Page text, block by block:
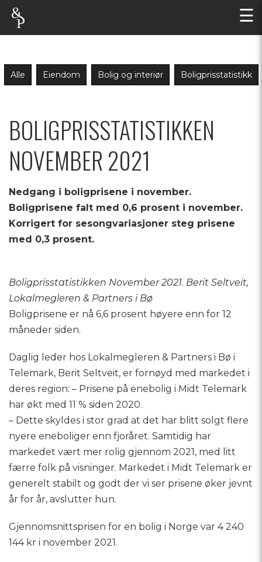
☰
Alle Eiendom Bolig og interiør Boligprisstatistikk
BOLIGPRISSTATISTIKKEN
NOVEMBER 2021
Nedgang i boligprisene i november.
Boligprisene falt med 0,6 prosent i november.
Korrigert for sesongvariasjoner steg prisene
med 0,3 prosent.
Boligprisstatistikken November 2021. Berit Seltveit,
Lokalmegleren & Partners i Bø
Boligprisene er nå 6,6 prosent høyere enn for 12
måneder siden.
Daglig leder hos Lokalmegleren & Partners i Bø i
Telemark, Berit Seltveit, er fornøyd med markedet i
deres region: – Prisene på enebolig i Midt Telemark
har økt med 11 % siden 2020.
– Dette skyldes i stor grad at det har blitt solgt flere
nyere eneboliger enn fjoråret. Samtidig har
markedet vært mer rolig gjennom 2021, med litt
færre folk på visninger. Markedet i Midt Telemark er
generelt stabilt og godt der vi ser prisene øker jevnt
år for år, avslutter hun.
Gjennomsnittsprisen for en bolig i Norge var 4 240
144 kr i november 2021.